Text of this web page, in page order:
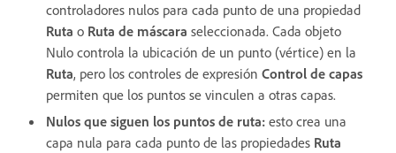
controladores nulos para cada punto de una propiedad
Ruta o Ruta de máscara seleccionada. Cada objeto
Nulo controla la ubicación de un punto (vértice) en la
Ruta, pero los controles de expresión Control de capas
permiten que los puntos se vinculen a otras capas.
Nulos que siguen los puntos de ruta: esto crea una
capa nula para cada punto de las propiedades Ruta